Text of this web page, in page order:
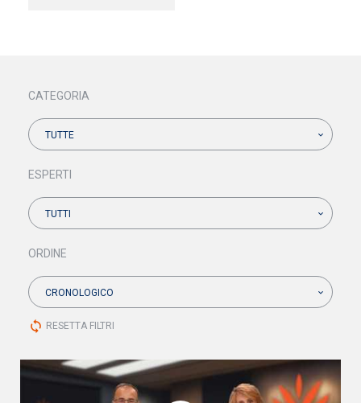
CATEGORIA
TUTTE
ESPERTI
TUTTI
ORDINE
CRONOLOGICO
sync RESETTA FILTRI